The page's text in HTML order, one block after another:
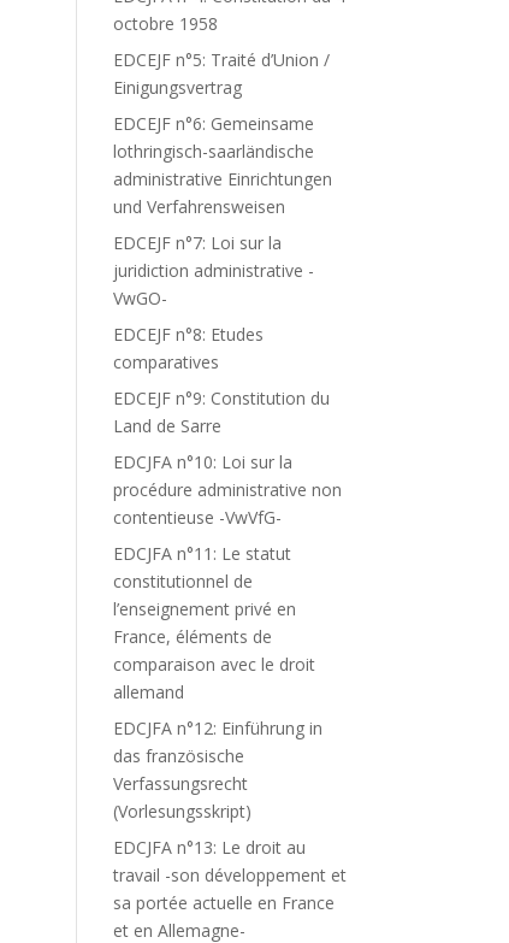
octobre 1958
EDCEJF n°5: Traité d’Union /
Einigungsvertrag
EDCEJF n°6: Gemeinsame
lothringisch-saarländische
administrative Einrichtungen
und Verfahrensweisen
EDCEJF n°7: Loi sur la
juridiction administrative -
VwGO-
EDCEJF n°8: Etudes
comparatives
EDCEJF n°9: Constitution du
Land de Sarre
EDCJFA n°10: Loi sur la
procédure administrative non
contentieuse -VwVfG-
EDCJFA n°11: Le statut
constitutionnel de
l’enseignement privé en
France, éléments de
comparaison avec le droit
allemand
EDCJFA n°12: Einführung in
das französische
Verfassungsrecht
(Vorlesungsskript)
EDCJFA n°13: Le droit au
travail -son développement et
sa portée actuelle en France
et en Allemagne-